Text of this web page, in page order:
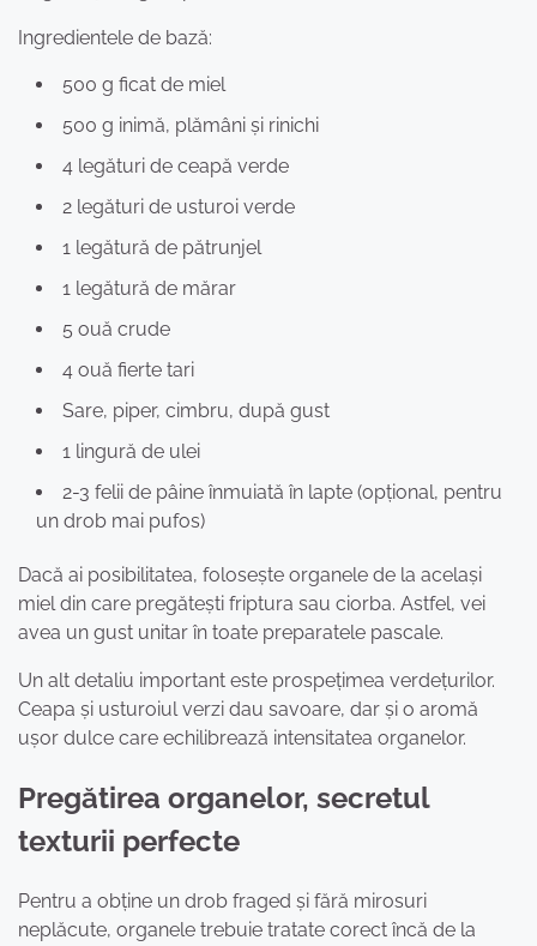
Ingredientele de bază:
500 g ficat de miel
500 g inimă, plămâni și rinichi
4 legături de ceapă verde
2 legături de usturoi verde
1 legătură de pătrunjel
1 legătură de mărar
5 ouă crude
4 ouă fierte tari
Sare, piper, cimbru, după gust
1 lingură de ulei
2-3 felii de pâine înmuiată în lapte (opțional, pentru
un drob mai pufos)
Dacă ai posibilitatea, folosește organele de la același
miel din care pregătești friptura sau ciorba. Astfel, vei
avea un gust unitar în toate preparatele pascale.
Un alt detaliu important este prospețimea verdețurilor.
Ceapa și usturoiul verzi dau savoare, dar și o aromă
ușor dulce care echilibrează intensitatea organelor.
Pregătirea organelor, secretul
texturii perfecte
Pentru a obține un drob fraged și fără mirosuri
neplăcute, organele trebuie tratate corect încă de la